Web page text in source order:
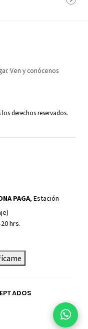
Ven y conócenos
derechos reservados.
PAGA, Estación
hrs.